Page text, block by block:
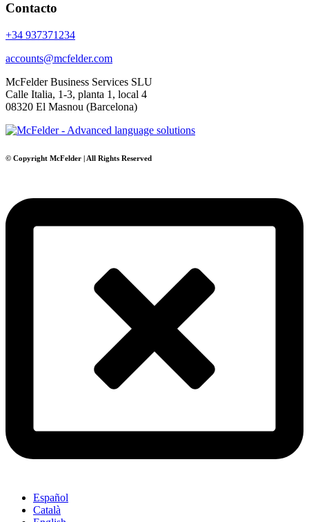
Contacto
+34 937371234
accounts@mcfelder.com
McFelder Business Services SLU
Calle Italia, 1-3, planta 1, local 4
08320 El Masnou (Barcelona)
© Copyright McFelder | All Rights Reserved
Español
Català